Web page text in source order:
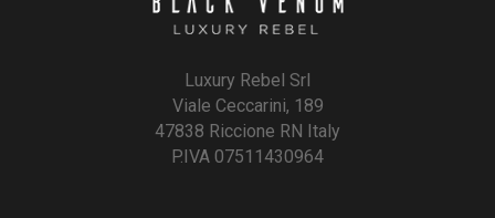
Luxury Rebel Srl
Viale Ceccarini, 189
47838 Riccione RN Italy
P.IVA 07511430964